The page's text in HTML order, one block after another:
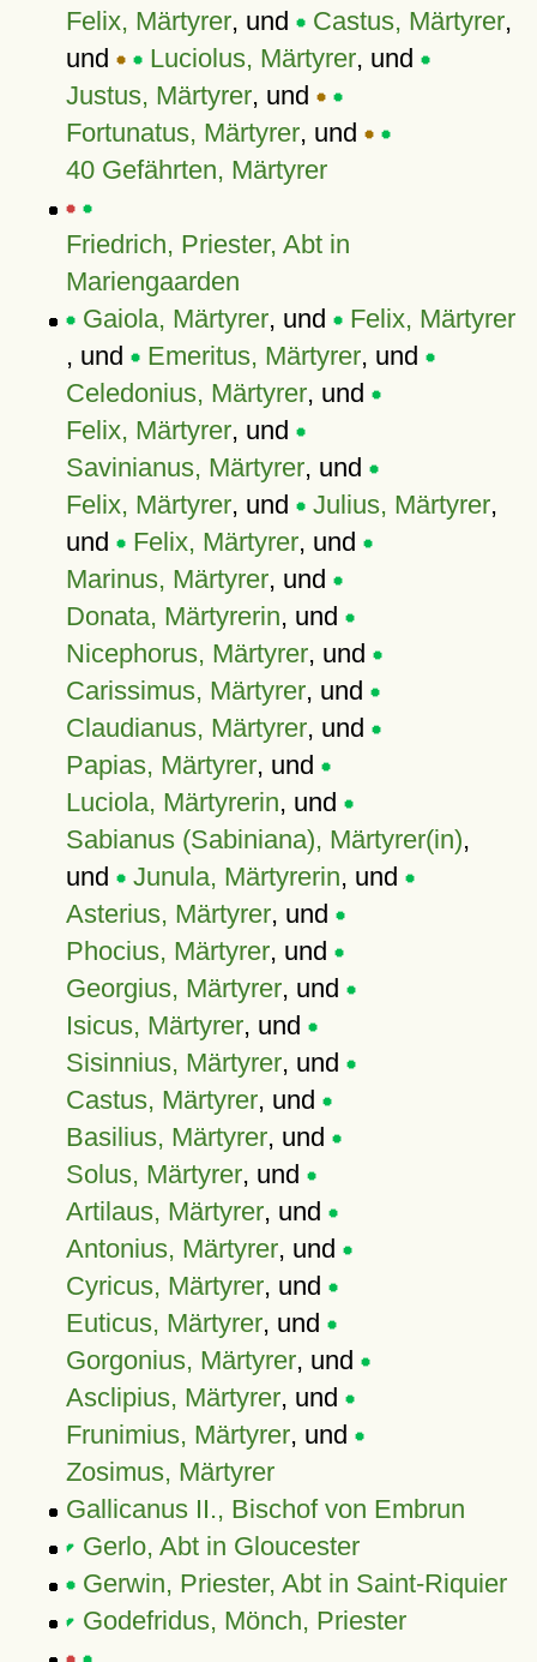
Felix, Märtyrer, und Castus, Märtyrer,
und
Luciolus, Märtyrer, und
Justus, Märtyrer, und
Fortunatus, Märtyrer, und
40 Gefährten, Märtyrer
Friedrich, Priester, Abt in
Mariengaarden
Gaiola, Märtyrer, und
Felix, Märtyrer
, und
Emeritus, Märtyrer, und
Celedonius, Märtyrer, und
Felix, Märtyrer, und
Savinianus, Märtyrer, und
Felix, Märtyrer, und Julius, Märtyrer,
und
Felix, Märtyrer, und
Marinus, Märtyrer, und
Donata, Märtyrerin, und
Nicephorus, Märtyrer, und
Carissimus, Märtyrer, und
Claudianus, Märtyrer, und
Papias, Märtyrer, und
Luciola, Märtyrerin, und
Sabianus (Sabiniana), Märtyrer(in),
und
Junula, Märtyrerin, und
Asterius, Märtyrer, und
Phocius, Märtyrer, und
Georgius, Märtyrer, und
Isicus, Märtyrer, und
Sisinnius, Märtyrer, und
Castus, Märtyrer, und
Basilius, Märtyrer, und
Solus, Märtyrer, und
Artilaus, Märtyrer, und
Antonius, Märtyrer, und
Cyricus, Märtyrer, und
Euticus, Märtyrer, und
Gorgonius, Märtyrer, und
Asclipius, Märtyrer, und
Frunimius, Märtyrer, und
Zosimus, Märtyrer
Gallicanus II., Bischof von Embrun
Gerlo, Abt in Gloucester
Gerwin, Priester, Abt in Saint-Riquier
Godefridus, Mönch, Priester